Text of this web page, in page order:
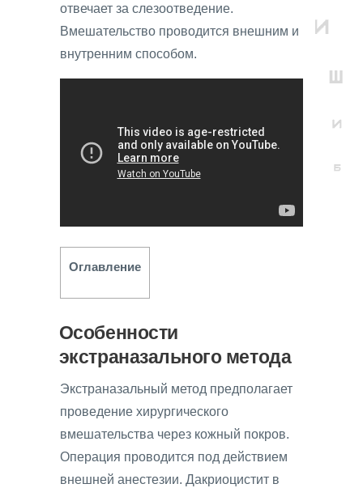
отвечает за слезоотведение.
Вмешательство проводится внешним и
внутренним способом.
Оглавление
Особенности
экстраназального метода
Экстраназальный метод предполагает
проведение хирургического
вмешательства через кожный покров.
Операция проводится под действием
внешней анестезии. Дакриоцистит в